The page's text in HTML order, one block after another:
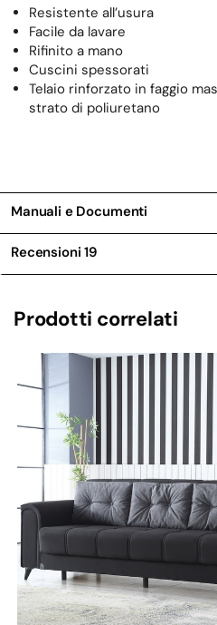
Resistente all’usura
Facile da lavare
Rifinito a mano
Cuscini spessorati
Telaio rinforzato in faggio
strato di poliuretano
Manuali e Documenti
Recensioni19
Prodotti correlati